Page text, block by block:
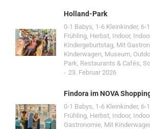
Holland-Park
0-1 Babys, 1-6 Kleinkinder, 6-
Frühling, Herbst, Indoor,
Kindergeburtstag, Mit
Kinderwagen, Museum,
Park, Restaurants & Cafés,
23. Februar 2026
Findora im NOVA
0-1 Babys, 1-6 Kleinkinder, 6-
Frühling, Herbst, Indoor,
Gastronomie, Mit